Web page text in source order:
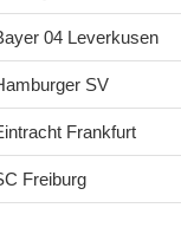
04 Leverkusen
SV
Frankfurt
Freiburg